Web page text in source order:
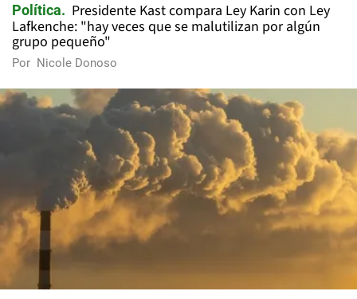
Política
Presidente Kast compara Ley Karin con Ley
Lafkenche: "hay veces que se malutilizan por algún
grupo pequeño"
Por Nicole Donoso